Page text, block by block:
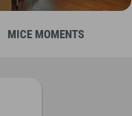
MICE MOMENTS